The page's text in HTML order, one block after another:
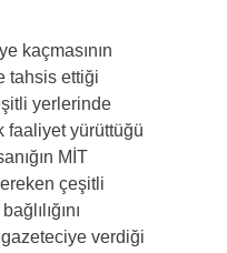
kaçmasının
tahsis ettiği
yerlerinde
faaliyet yürüttüğü
MİT
çeşitli
verdiği